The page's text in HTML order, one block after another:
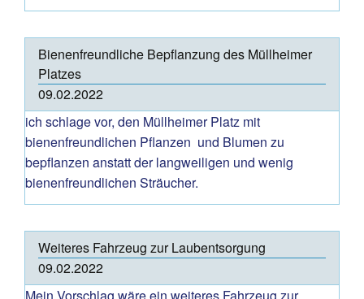
Bienenfreundliche Bepflanzung des Müllheimer
Platzes
09.02.2022
ich schlage vor, den Müllheimer Platz mit
bienenfreundlichen Pflanzen und Blumen zu
bepflanzen anstatt der langweiligen und wenig
bienenfreundlichen Sträucher.
Weiteres Fahrzeug zur Laubentsorgung
09.02.2022
Mein Vorschlag wäre ein weiteres Fahrzeug zur